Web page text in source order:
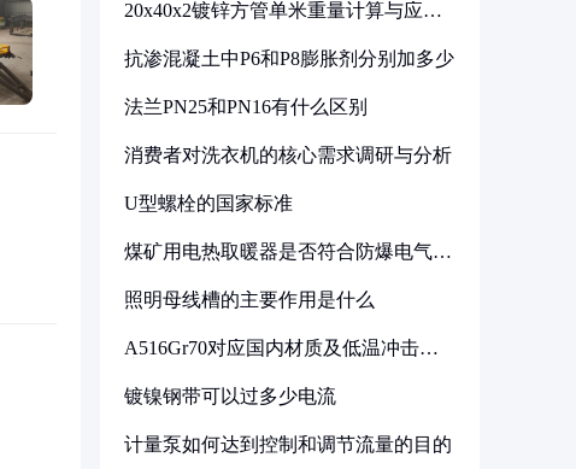
20x40x2镀锌方管单米重量计算与应用
抗渗混凝土中P6和P8膨胀剂分别加多少
法兰PN25和PN16有什么区别
消费者对洗衣机的核心需求调研与分析
U型螺栓的国家标准
煤矿用电热取暖器是否符合防爆电气设
照明母线槽的主要作用是什么
A516Gr70对应国内材质及低温冲击要
镀镍钢带可以过多少电流
计量泵如何达到控制和调节流量的目的